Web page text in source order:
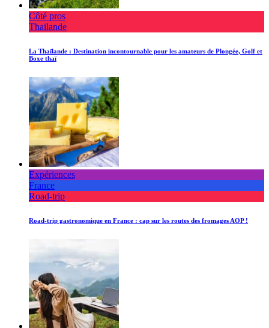
Côté pros
Thaïlande
La Thaïlande : Destination incontournable pour les amateurs de Plongée, Golf et
Boxe thaï
Expériences
France
Road-trip
Road-trip gastronomique en France : cap sur les routes des fromages AOP !